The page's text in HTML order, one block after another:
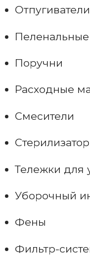
Пеленальные
Поручни
Расходные
Смесители
Тележки для
Уборочный
Фены
Фильтр-